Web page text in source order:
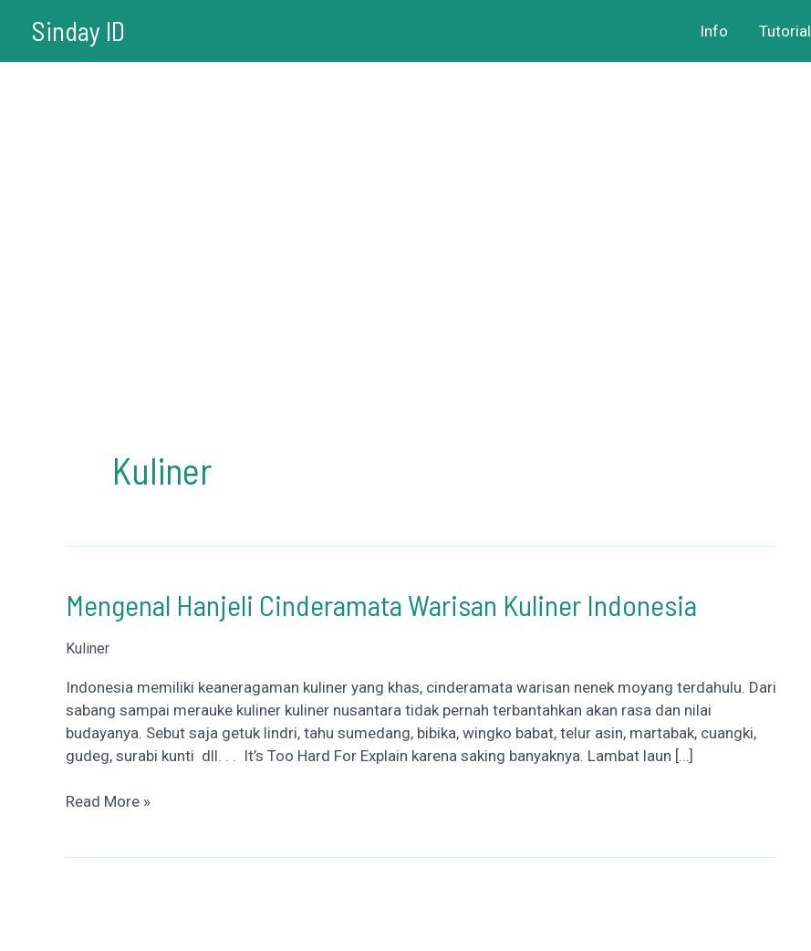
Sinday ID Info Tutorial
Kuliner
Mengenal Hanjeli Cinderamata Warisan Kuliner Indonesia
Kuliner
Indonesia memiliki keaneragaman kuliner yang khas, cinderamata warisan nenek moyang terdahulu. Dari
sabang sampai merauke kuliner kuliner nusantara tidak pernah terbantahkan akan rasa dan nilai
budayanya. Sebut saja getuk lindri, tahu sumedang, bibika, wingko babat, telur asin, martabak, cuangki,
gudeg, surabi kunti dll. . . It’s Too Hard For Explain karena saking banyaknya. Lambat laun […]
Mengenal
Read More »